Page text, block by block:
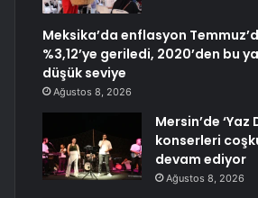
Meksika’da enflasyon
%3,12’ye geriledi, 2020’den bu
düşük seviye
Ağustos 8, 2026
Mersin’de ‘Yaz
konserleri
devam ediyor
Ağustos 8, 2026